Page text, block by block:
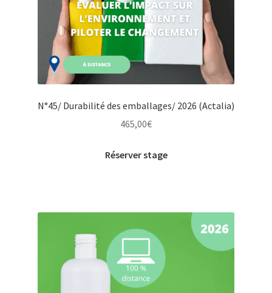
N°45/ Durabilité des emballages/ 2026 (Actalia)
465,00€
Réserver stage